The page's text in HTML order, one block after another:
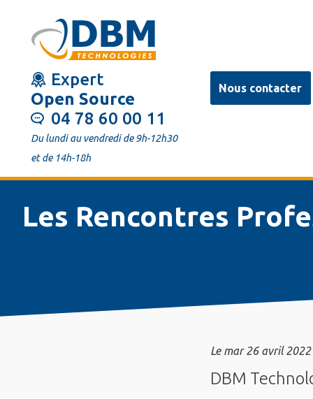
principal
Expert
Open Source
04 78 60 00 11
Du lundi au vendredi de 9h-12h30
et de 14h-18h
Nous contacter
Les Rencontres
Le mar 26 avril 2022
DBM